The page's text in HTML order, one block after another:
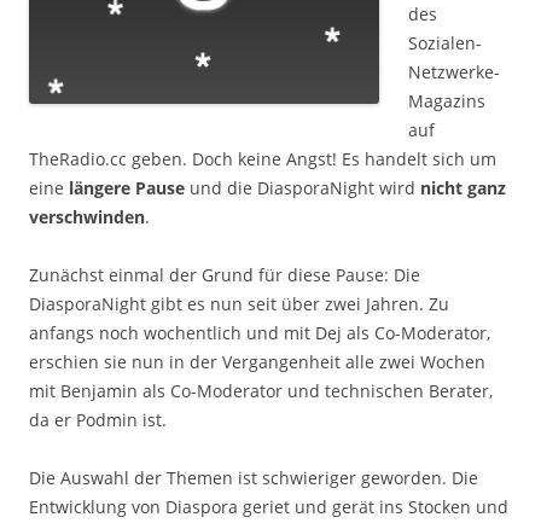
des
Sozialen-
Netzwerke-
Magazins
auf
TheRadio.cc geben. Doch keine Angst! Es handelt sich um
eine längere Pause und die DiasporaNight wird nicht ganz
verschwinden.
Zunächst einmal der Grund für diese Pause: Die
DiasporaNight gibt es nun seit über zwei Jahren. Zu
anfangs noch wochentlich und mit Dej als Co-Moderator,
erschien sie nun in der Vergangenheit alle zwei Wochen
mit Benjamin als Co-Moderator und technischen Berater,
da er Podmin ist.
Die Auswahl der Themen ist schwieriger geworden. Die
Entwicklung von Diaspora geriet und gerät ins Stocken und